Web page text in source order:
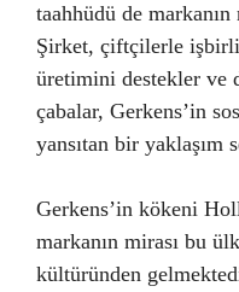
taahhüdü de markanın
Şirket, çiftçilerle
üretimini destekler ve
çabalar, Gerkens’in
yansıtan bir yaklaşım
Gerkens’in kökeni
markanın mirası bu
kültüründen